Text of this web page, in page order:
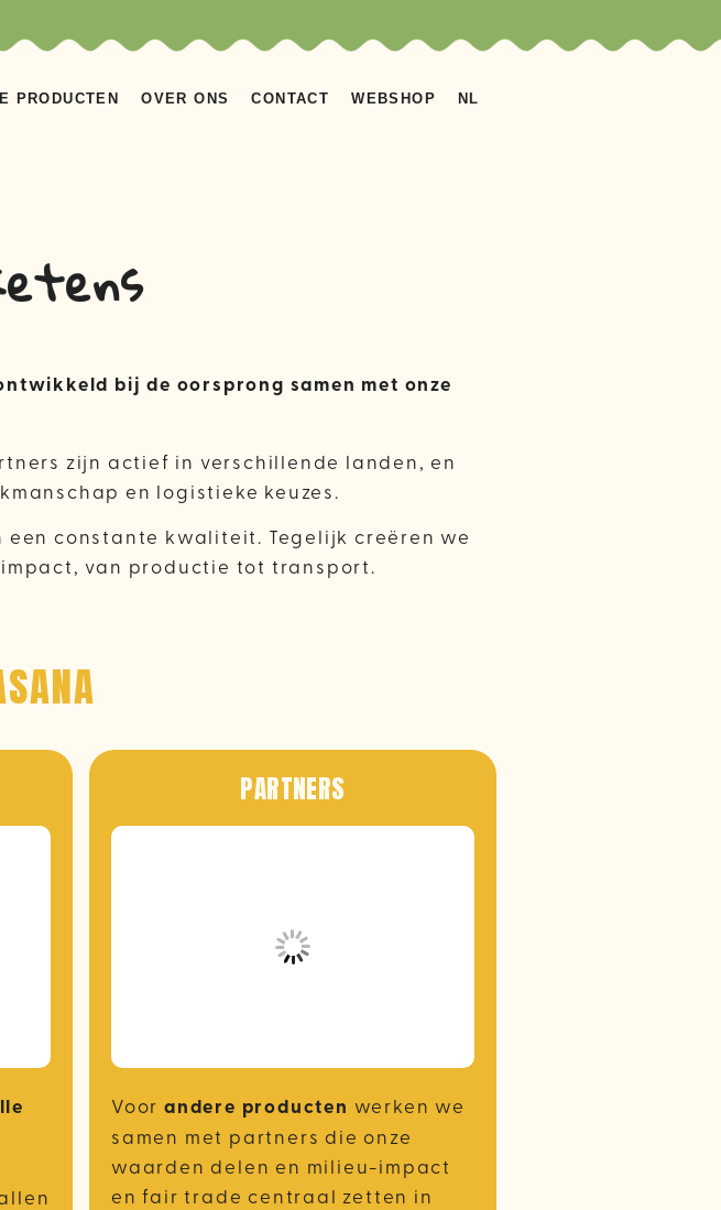
PRODUCTEN OVER ONS CONTACT WEBSHOP NL
bij de oorsprong samen met onze
zijn actief in verschillende landen, en
en logistieke keuzes.
constante kwaliteit. Tegelijk creëren we
van productie tot transport.
PARTNERS
Voor andere producten werken we
samen met partners die onze
waarden delen en milieu-impact
en fair trade centraal zetten in